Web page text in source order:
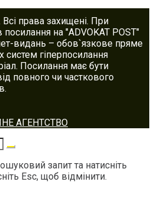
права захищені. При
посилання на "ADVOKAT POST"
видань – обов`язкове пряме
гіперпосилання
Посилання має бути
повного чи часткового
АГЕНТСТВО
запит та натисніть
Esc, щоб відмінити.